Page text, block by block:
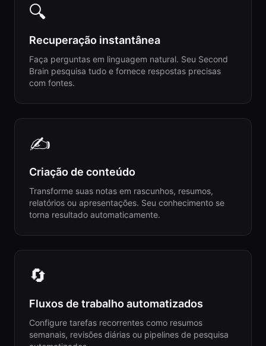
🔍
Recuperação instantânea
Faça perguntas em linguagem natural. Seu Second
Brain pesquisa tudo e fornece respostas precisas
com fontes.
✍️
Criação de conteúdo
Transforme suas notas em rascunhos, resumos,
relatórios ou apresentações. Seu conhecimento se
torna resultado automaticamente.
🔄
Fluxos de trabalho automatizados
Configure tarefas recorrentes como resumos
semanais, revisões diárias ou pipelines de pesquisa